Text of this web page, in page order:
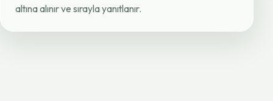
altına alınır ve sırayla yanıtlanır.